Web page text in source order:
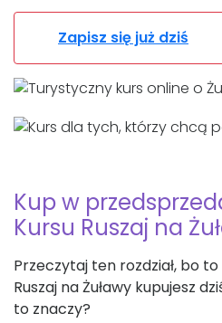
Zapisz się już dziś
Kup w
Kursu Ruszaj na
Przeczytaj ten rozdział, bo
Ruszaj na Żuławy kupujesz
to znaczy?